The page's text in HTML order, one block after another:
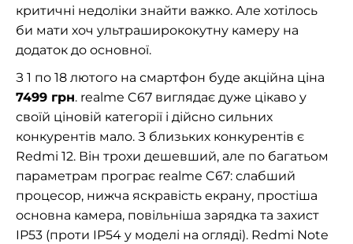
критичні недоліки знайти важко. Але хотілось
би мати хоч ультраширококутну камеру на
додаток до основної.
З 1 по 18 лютого на смартфон буде акційна ціна
7499 грн. realme C67 виглядає дуже цікаво у
своїй ціновій категорії і дійсно сильних
конкурентів мало. З близьких конкурентів є
Redmi 12. Він трохи дешевший, але по багатьом
параметрам програє realme C67: слабший
процесор, нижча яскравість екрану, простіша
основна камера, повільніша зарядка та захист
IP53 (проти IP54 у моделі на огляді). Redmi Note